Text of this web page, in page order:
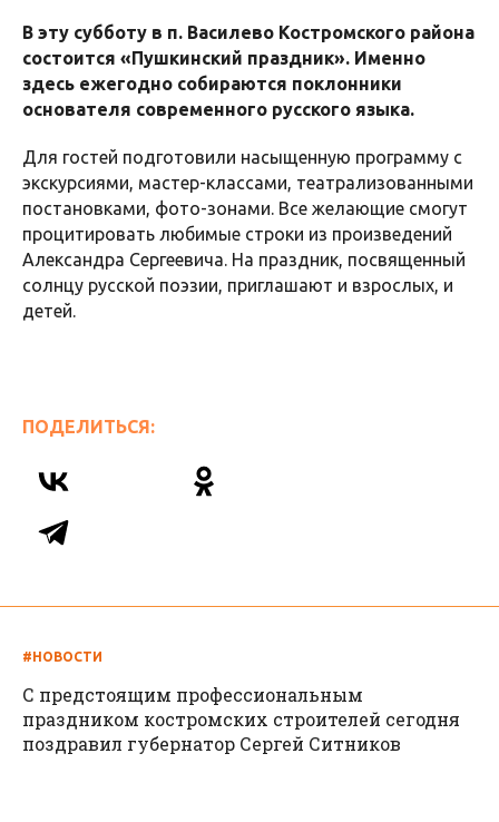
В эту субботу в п. Василево Костромского района
состоится «Пушкинский праздник». Именно
здесь ежегодно собираются поклонники
основателя современного русского языка.
Для гостей подготовили насыщенную программу с
экскурсиями, мастер-классами, театрализованными
постановками, фото-зонами. Все желающие смогут
процитировать любимые строки из произведений
Александра Сергеевича. На праздник, посвященный
солнцу русской поэзии, приглашают и взрослых, и
детей.
ПОДЕЛИТЬСЯ:
#НОВОСТИ
С предстоящим профессиональным
праздником костромских строителей сегодня
поздравил губернатор Сергей Ситников